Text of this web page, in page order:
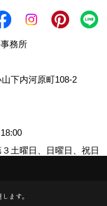
務所
下内河原町108-2
18:00
土曜日、日曜日、祝日
CO.,LTD. All
ます。